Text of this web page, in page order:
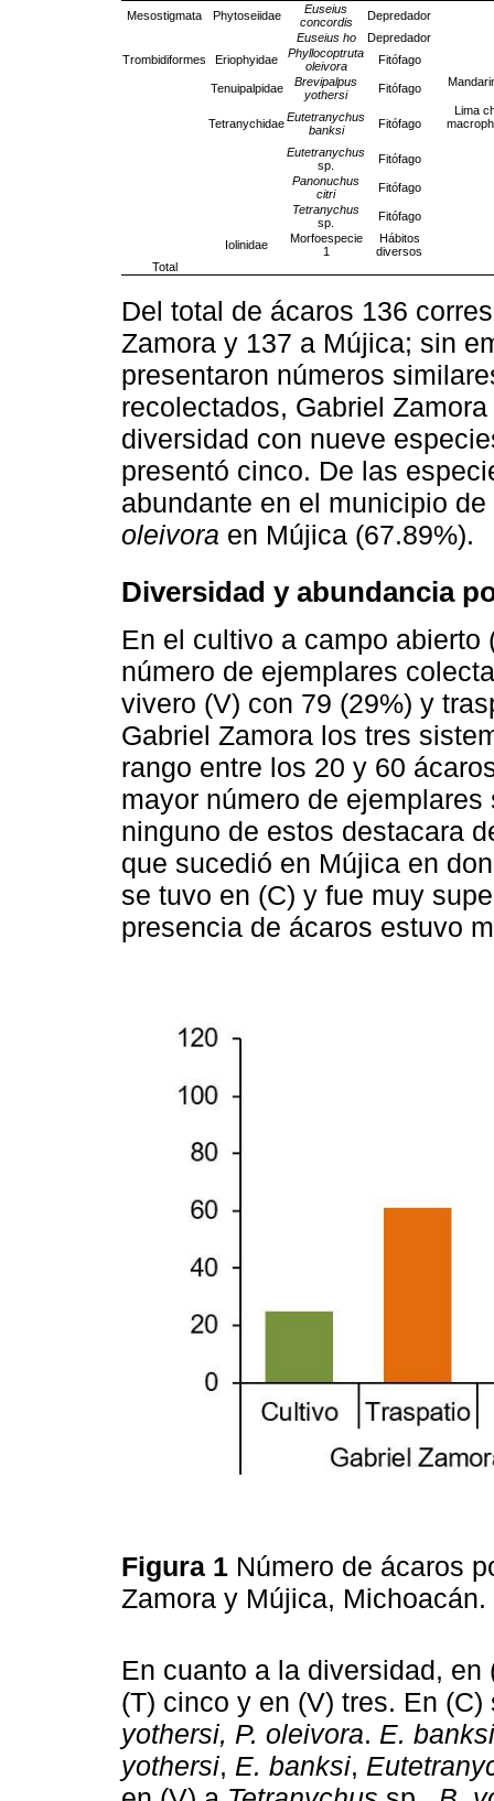
Mesostigmata Phytoseiidae
Euseius
concordis
Depredador
Euseius ho
Depredador
Trombidiformes
Eriophyidae
Phyllocoptruta
oleivora
Fitófago
Tenuipalpidae
Brevipalpus
yothersi
Fitófago
TetranychidaeEutetranychus
banksi
Fitófago
Lima
Eutetranychus
sp.
Fitófago
Panonuchus
citri
Fitófago
Tetranychus
sp.
Fitófago
Iolinidae
Morfoespecie
1
Hábitos
diversos
Total
Del total de ácaros 136
Zamora y 137 a Mújica; sin
presentaron números
recolectados, Gabriel
diversidad con nueve
presentó cinco. De las
abundante en el municipio
oleivora en Mújica (67.89%).
Diversidad y abundancia
En el cultivo a campo
número de ejemplares
vivero (V) con 79 (29%) y
Gabriel Zamora los tres
rango entre los 20 y 60
mayor número de
ninguno de estos destacara
que sucedió en Mújica en
se tuvo en (C) y fue muy
presencia de ácaros estuvo
Figura 1 Número de ácaros
Zamora y Mújica, Michoacán.
En cuanto a la diversidad,
(T) cinco y en (V) tres. En
yothersi, P. oleivora. E. banksi
yothersi, E. banksi,